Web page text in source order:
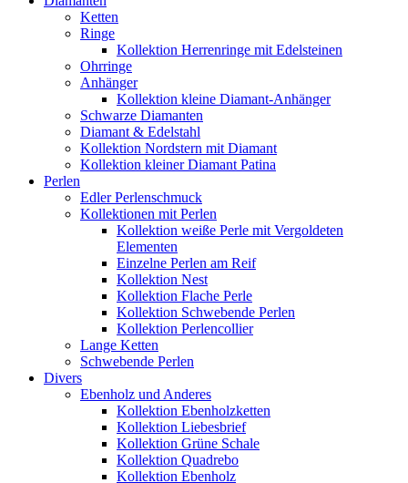
Ketten
Ringe
Kollektion Herrenringe mit Edelsteinen
Ohrringe
Anhänger
Kollektion kleine Diamant-Anhänger
Schwarze Diamanten
Diamant & Edelstahl
Kollektion Nordstern mit Diamant
Kollektion kleiner Diamant Patina
Perlen
Edler Perlenschmuck
Kollektionen mit Perlen
Kollektion weiße Perle mit Vergoldeten
Elementen
Einzelne Perlen am Reif
Kollektion Nest
Kollektion Flache Perle
Kollektion Schwebende Perlen
Kollektion Perlencollier
Lange Ketten
Schwebende Perlen
Divers
Ebenholz und Anderes
Kollektion Ebenholzketten
Kollektion Liebesbrief
Kollektion Grüne Schale
Kollektion Quadrebo
Kollektion Ebenholz